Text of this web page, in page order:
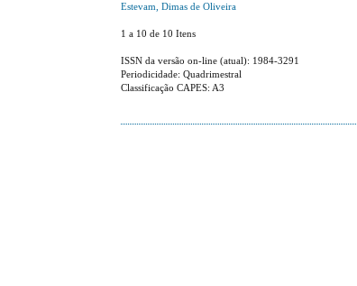
Estevam, Dimas de Oliveira
1 a 10 de 10 Itens
ISSN da versão on-line (atual): 1984-3291
Periodicidade: Quadrimestral
Classificação CAPES: A3